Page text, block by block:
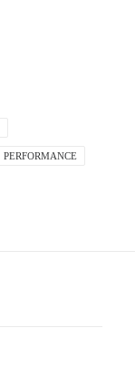
PERFORMANCE